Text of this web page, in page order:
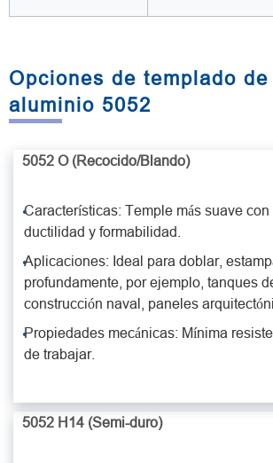
Opciones de templado
aluminio 5052
5052 O (Recocido/Blando)
Características: Temple más suave
ductilidad y formabilidad.
Aplicaciones: Ideal para doblar,
profundamente, por ejemplo, tanques
construcción naval, paneles
Propiedades mecánicas: Mínima
de trabajar.
5052 H14 (Semi-duro)